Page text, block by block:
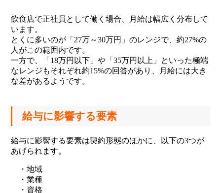
飲食店で正社員として働く場合、月給は幅広く分布して
います。
とくに多いのが「27万～30万円」のレンジで、約27%の
人がこの範囲内です。
一方で、「18万円以下」や「35万円以上」といった極端
なレンジもそれぞれ約15%の回答があり、月給には大き
な差があるようです。
給与に影響する要素
給与に影響する要素は契約形態のほかに、以下の3つが
あげられます。
・地域
・業種
・資格